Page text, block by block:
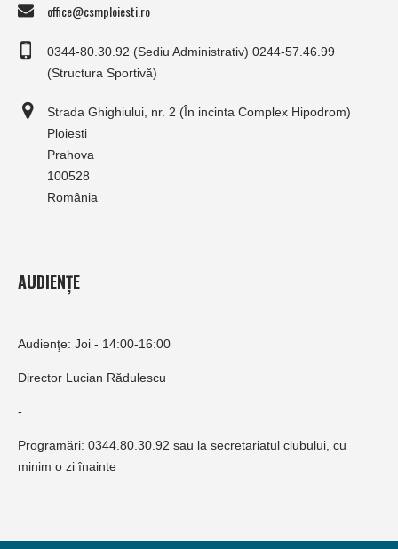
office@csmploiesti.ro
0344-80.30.92 (Sediu Administrativ) 0244-57.46.99
(Structura Sportivă)
Strada Ghighiului, nr. 2 (În incinta Complex Hipodrom)
Ploiesti
Prahova
100528
România
AUDIENȚE
Audienţe: Joi - 14:00-16:00
Director Lucian Rădulescu
-
Programări: 0344.80.30.92 sau la secretariatul clubului, cu
minim o zi înainte